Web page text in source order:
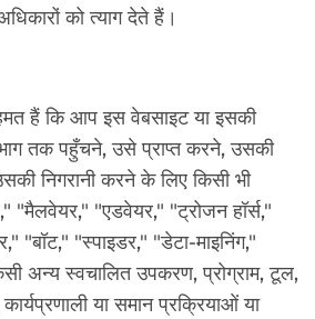
को त्याग देते हैं।
हैं कि आप इस वेबसाइट या इसकी
तक पहुँचने, उसे प्राप्त करने, उसकी
निगरानी करने के लिए किसी भी
"मैलवेयर," "एडवेयर," "ट्रोजन हॉर्स,"
"बॉट," "स्पाइडर," "डेटा-माइनिंग,"
अन्य स्वचालित उपकरण, प्रोग्राम, टूल,
कार्यप्रणाली या समान प्रक्रियाओं या